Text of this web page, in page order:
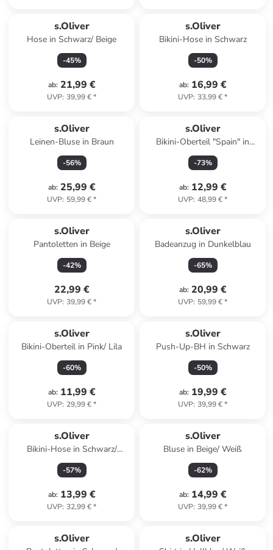
s.Oliver
Hose in Schwarz/ Beige
-45%
ab: 21,99 €
UVP: 39,99 €*
s.Oliver
Bikini-Hose in Schwarz
-50%
ab: 16,99 €
UVP: 33,99 €*
s.Oliver
Leinen-Bluse in Braun
-56%
ab: 25,99 €
UVP: 59,99 €*
s.Oliver
Bikini-Oberteil "Spain" in
Dunkelblau
-73%
ab: 12,99 €
UVP: 48,99 €*
s.Oliver
Pantoletten in Beige
-42%
22,99 €
UVP: 39,99 €*
s.Oliver
Badeanzug in Dunkelblau
-65%
ab: 20,99 €
UVP: 59,99 €*
s.Oliver
Bikini-Oberteil in Pink/ Lila
-60%
ab: 11,99 €
UVP: 29,99 €*
s.Oliver
Push-Up-BH in Schwarz
-50%
ab: 19,99 €
UVP: 39,99 €*
s.Oliver
Bikini-Hose in Schwarz/
Creme
-57%
ab: 13,99 €
UVP: 32,99 €*
s.Oliver
Bluse in Beige/ Weiß
-62%
ab: 14,99 €
UVP: 39,99 €*
s.Oliver s.Oliver